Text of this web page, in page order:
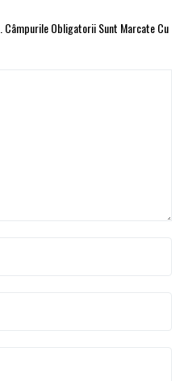
Câmpurile Obligatorii Sunt Marcate Cu